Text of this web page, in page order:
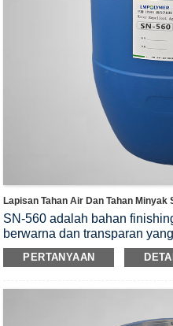
Lapisan Tahan Air Dan Tahan Minyak
SN-560 adalah bahan
berwarna dan transparan
permukaan chip, permukaan
Memberikan kedap air
digunakan, praktis, dan
PERTANYAAN